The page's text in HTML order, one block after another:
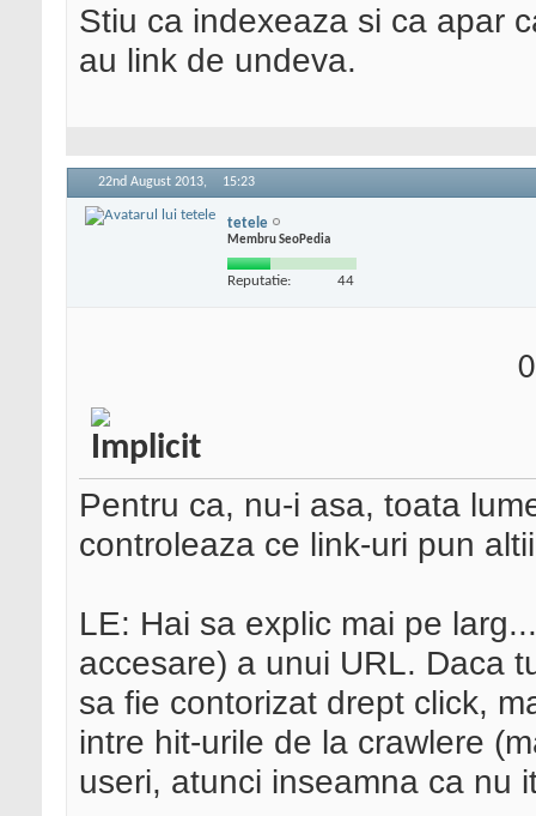
Stiu ca indexeaza si ca apar
au link de undeva.
22nd August 2013, 15:23
tetele
Membru SeoPedia
Reputatie: 44
Pentru ca, nu-i asa, toata
controleaza ce link-uri pun
LE: Hai sa explic mai pe
accesare) a unui URL. Daca
sa fie contorizat drept click,
intre hit-urile de la crawlere
useri, atunci inseamna ca nu